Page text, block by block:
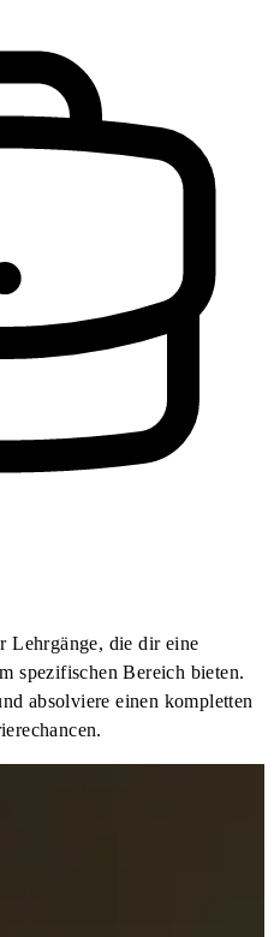
Lehrgänge, die dir eine
spezifischen Bereich bieten.
absolviere einen kompletten